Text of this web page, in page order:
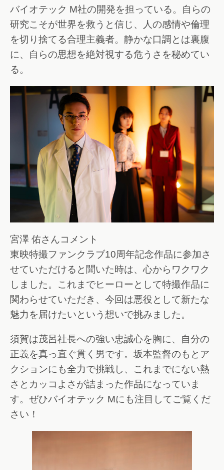
バイオテック M社の開発を担っている。自らの
研究こそが世界を救うと信じ、人の感情や倫理
を切り捨てる合理主義者。静かな口調とは裏腹
に、自らの思想を絶対視する危うさを秘めてい
る。
宮澤 佑さんコメント
東映特撮ファンクラブ10周年記念作品に参加さ
せていただけると聞いた時は、心からワクワク
しました。これまでヒーローとして特撮作品に
関わらせていただき、今回は悪役として新たな
魅力を届けたいという想いで挑みました。
須賀は茂呂社長への強い忠誠心を胸に、自分の
正義を真っ直ぐ貫く男です。坂本監督のもとア
クションにも全力で挑戦し、これまでにない熱
さとカッコよさが詰まった作品になっていま
す。ぜひバイオテック Mにも注目してご覧くだ
さい！